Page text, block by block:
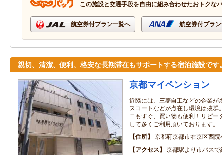
この施設と交通手段を自由に組み合わせたおトクな
航空券付プラン一覧へ 航空券付プラ
親切、清潔、便利、格安な長期滞在もサポートする宿泊施設です
京都マイペンション
近隣には、三菱自工などの企業が
スコートなどが点在し環境は抜群
ニもすぐ、買い物も便利！リピー
して多くご利用頂いております。
住所
京都府京都市右京区西院
アクセス
京都駅より市バス